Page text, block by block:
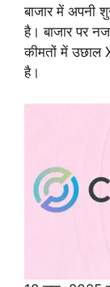
बाजार में
है। बाजार पर
कीमतों में उछाल
है।